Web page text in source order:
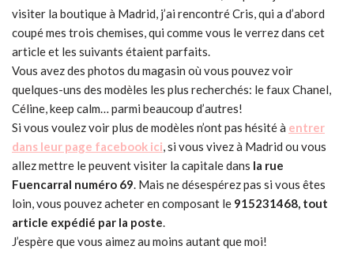
visiter la boutique à Madrid, j’ai rencontré Cris, qui a d’abord
coupé mes trois chemises, qui comme vous le verrez dans cet
article et les suivants étaient parfaits.
Vous avez des photos du magasin où vous pouvez voir
quelques-uns des modèles les plus recherchés: le faux Chanel,
Céline, keep calm… parmi beaucoup d’autres!
Si vous voulez voir plus de modèles n’ont pas hésité à entrer
dans leur page facebook ici, si vous vivez à Madrid ou vous
allez mettre le peuvent visiter la capitale dans la rue
Fuencarral numéro 69. Mais ne désespérez pas si vous êtes
loin, vous pouvez acheter en composant le 915231468, tout
article expédié par la poste.
J’espère que vous aimez au moins autant que moi!